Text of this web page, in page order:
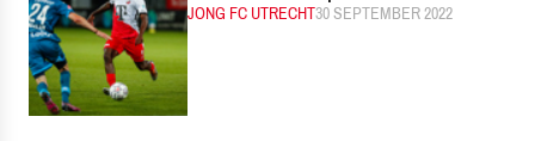
CATEGORIE:
JONG FC UTRECHTGEPUBLICEERD:
30 SEPTEMBER 2022